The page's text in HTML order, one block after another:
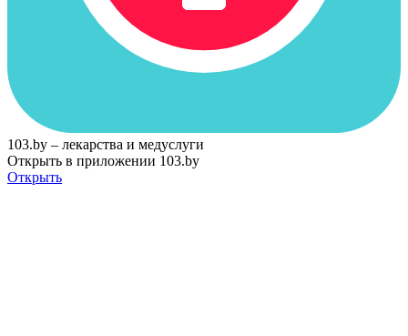
103.by – лекарства и медуслуги
Открыть в приложении 103.by
Открыть